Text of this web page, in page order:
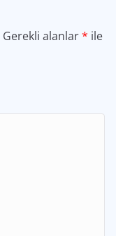
Gerekli alanlar* ile